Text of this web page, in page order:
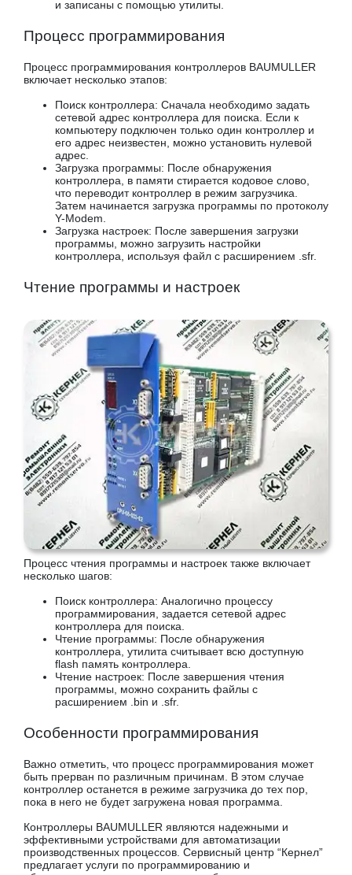
и записаны с помощью утилиты.
Процесс программирования
Процесс программирования контроллеров BAUMULLER
включает несколько этапов:
Поиск контроллера: Сначала необходимо задать
сетевой адрес контроллера для поиска. Если к
компьютеру подключен только один контроллер и
его адрес неизвестен, можно установить нулевой
адрес.
Загрузка программы: После обнаружения
контроллера, в памяти стирается кодовое слово,
что переводит контроллер в режим загрузчика.
Затем начинается загрузка программы по протоколу
Y-Modem.
Загрузка настроек: После завершения загрузки
программы, можно загрузить настройки
контроллера, используя файл с расширением .sfr.
Чтение программы и настроек
Процесс чтения программы и настроек также включает
несколько шагов:
Поиск контроллера: Аналогично процессу
программирования, задается сетевой адрес
контроллера для поиска.
Чтение программы: После обнаружения
контроллера, утилита считывает всю доступную
flash память контроллера.
Чтение настроек: После завершения чтения
программы, можно сохранить файлы с
расширением .bin и .sfr.
Особенности программирования
Важно отметить, что процесс программирования может
быть прерван по различным причинам. В этом случае
контроллер останется в режиме загрузчика до тех пор,
пока в него не будет загружена новая программа.
Контроллеры BAUMULLER являются надежными и
эффективными устройствами для автоматизации
производственных процессов. Сервисный центр “Кернел”
предлагает услуги по программированию и